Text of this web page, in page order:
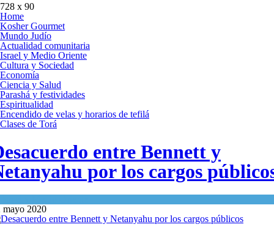
728 x 90
Home
Kosher Gourmet
Mundo Judío
Actualidad comunitaria
Israel y Medio Oriente
Cultura y Sociedad
Economía
Ciencia y Salud
Parashá y festividades
Espiritualidad
Encendido de velas y horarios de tefilá
Clases de Torá
entre Bennett y
por los cargos
mayo 2020